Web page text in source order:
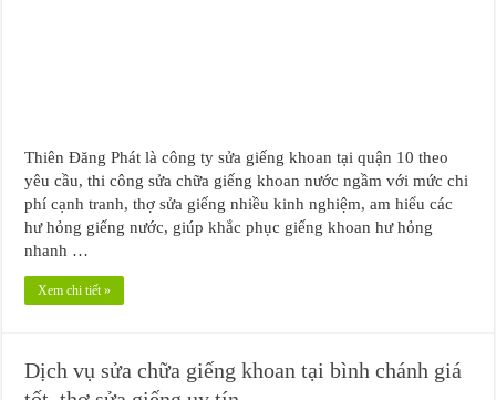
Thiên Đăng Phát là công ty sửa giếng khoan tại quận 10 theo
yêu cầu, thi công sửa chữa giếng khoan nước ngầm với mức chi
phí cạnh tranh, thợ sửa giếng nhiều kinh nghiệm, am hiểu các
hư hỏng giếng nước, giúp khắc phục giếng khoan hư hỏng
nhanh …
Xem chi tiết »
Dịch vụ sửa chữa giếng khoan tại bình chánh giá